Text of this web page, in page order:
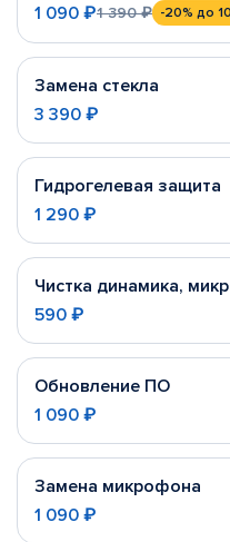
1 090 ₽1 390 ₽ -20% до
Замена стекла
3 390 ₽
Гидрогелевая защита
1 290 ₽
Чистка динамика,
590 ₽
Обновление ПО
1 090 ₽
Замена микрофона
1 090 ₽